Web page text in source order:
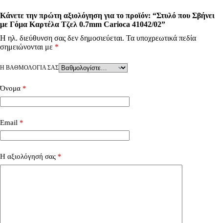
Κάνετε την πρώτη αξιολόγηση για το προϊόν: “Στυλό που Σβήνει
με Γόμα Καρτέλα Τζελ 0.7mm Carioca 41042/02”
Η ηλ. διεύθυνση σας δεν δημοσιεύεται. Τα υποχρεωτικά πεδία
σημειώνονται με *
Η ΒΑΘΜΟΛΟΓΊΑ ΣΑΣ
Όνομα *
Email *
Η αξιολόγησή σας *